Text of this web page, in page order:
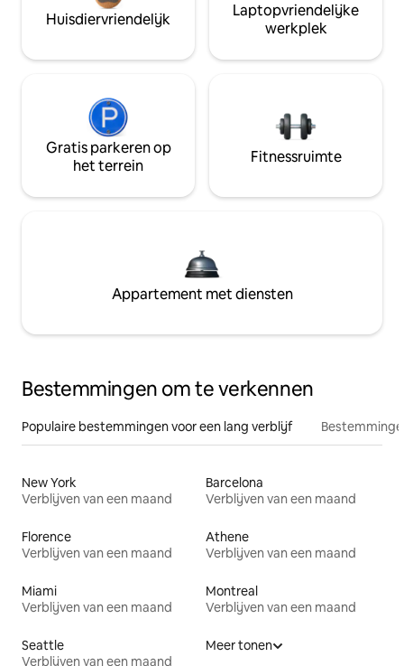
Huisdiervriendelijk
Laptopvriendelijke
werkplek
Gratis parkeren op
het terrein
Fitnessruimte
Appartement met diensten
Bestemmingen om te verkennen
Populaire bestemmingen voor een lang verblijf
New York
Verblijven van een maand
Barcelona
Verblijven van een maand
Florence
Verblijven van een maand
Athene
Verblijven van een maand
Miami
Verblijven van een maand
Montreal
Verblijven van een maand
Seattle
Verblijven van een maand
Meer tonen